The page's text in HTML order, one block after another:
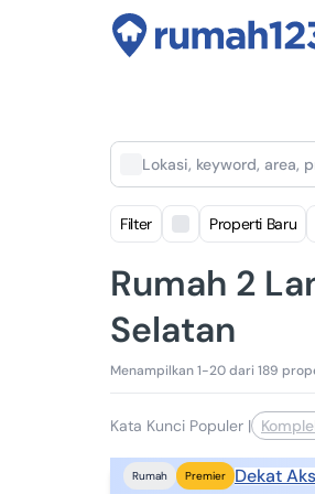
Lokasi, keyword, area,
Filter Properti Baru
Rumah 2
Selatan
Menampilkan 1-20 dari 189
Kata Kunci Populer |
Rumah Premier Dekat